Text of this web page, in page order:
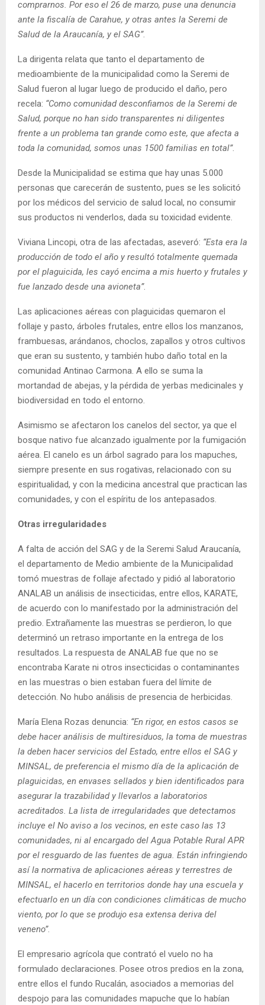
comprarnos. Por eso el 26 de marzo, puse una denuncia
ante la fiscalía de Carahue, y otras antes la Seremi de
Salud de la Araucanía, y el SAG”.
La dirigenta relata que tanto el departamento de
medioambiente de la municipalidad como la Seremi de
Salud fueron al lugar luego de producido el daño, pero
recela: “Como comunidad desconfiamos de la Seremi de
Salud, porque no han sido transparentes ni diligentes
frente a un problema tan grande como este, que afecta a
toda la comunidad, somos unas 1500 familias en total”.
Desde la Municipalidad se estima que hay unas 5.000
personas que carecerán de sustento, pues se les solicitó
por los médicos del servicio de salud local, no consumir
sus productos ni venderlos, dada su toxicidad evidente.
Viviana Lincopi, otra de las afectadas, aseveró: “Esta era la
producción de todo el año y resultó totalmente quemada
por el plaguicida, les cayó encima a mis huerto y frutales y
fue lanzado desde una avioneta”.
Las aplicaciones aéreas con plaguicidas quemaron el
follaje y pasto, árboles frutales, entre ellos los manzanos,
frambuesas, arándanos, choclos, zapallos y otros cultivos
que eran su sustento, y también hubo daño total en la
comunidad Antinao Carmona. A ello se suma la
mortandad de abejas, y la pérdida de yerbas medicinales y
biodiversidad en todo el entorno.
Asimismo se afectaron los canelos del sector, ya que el
bosque nativo fue alcanzado igualmente por la fumigación
aérea. El canelo es un árbol sagrado para los mapuches,
siempre presente en sus rogativas, relacionado con su
espiritualidad, y con la medicina ancestral que practican las
comunidades, y con el espíritu de los antepasados.
Otras irregularidades
A falta de acción del SAG y de la Seremi Salud Araucanía,
el departamento de Medio ambiente de la Municipalidad
tomó muestras de follaje afectado y pidió al laboratorio
ANALAB un análisis de insecticidas, entre ellos, KARATE,
de acuerdo con lo manifestado por la administración del
predio. Extrañamente las muestras se perdieron, lo que
determinó un retraso importante en la entrega de los
resultados. La respuesta de ANALAB fue que no se
encontraba Karate ni otros insecticidas o contaminantes
en las muestras o bien estaban fuera del límite de
detección. No hubo análisis de presencia de herbicidas.
María Elena Rozas denuncia: “En rigor, en estos casos se
debe hacer análisis de multiresiduos, la toma de muestras
la deben hacer servicios del Estado, entre ellos el SAG y
MINSAL, de preferencia el mismo día de la aplicación de
plaguicidas, en envases sellados y bien identificados para
asegurar la trazabilidad y llevarlos a laboratorios
acreditados. La lista de irregularidades que detectamos
incluye el No aviso a los vecinos, en este caso las 13
comunidades, ni al encargado del Agua Potable Rural APR
por el resguardo de las fuentes de agua. Están infringiendo
así la normativa de aplicaciones aéreas y terrestres de
MINSAL, el hacerlo en territorios donde hay una escuela y
efectuarlo en un día con condiciones climáticas de mucho
viento, por lo que se produjo esa extensa deriva del
veneno”.
El empresario agrícola que contrató el vuelo no ha
formulado declaraciones. Posee otros predios en la zona,
entre ellos el fundo Rucalán, asociados a memorias del
despojo para las comunidades mapuche que lo habían